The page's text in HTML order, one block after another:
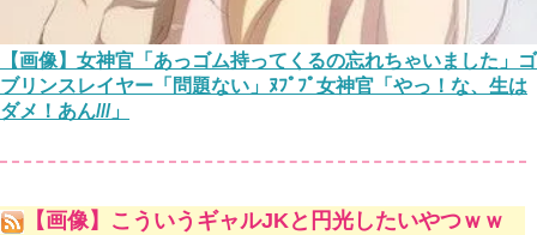
【画像】女神官「あっゴム持ってくるの忘れちゃいました」ゴ
ブリンスレイヤー「問題ない」ﾇﾌﾟﾌﾟ女神官「やっ！な、生は
ダメ！あん///」
【画像】こういうギャルJKと円光したいやつｗｗ